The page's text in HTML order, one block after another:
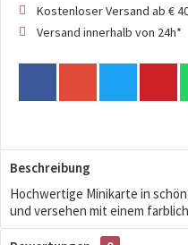
Kostenloser Versand ab €
Versand innerhalb von 24h*
Beschreibung
Hochwertige Minikarte in
und versehen mit einem